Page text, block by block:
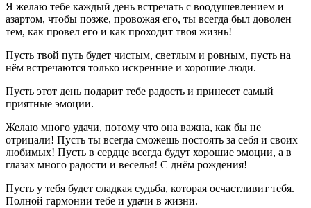
Я желаю тебе каждый день встречать с воодушевлением и
азартом, чтобы позже, провожая его, ты всегда был доволен
тем, как провел его и как проходит твоя жизнь!
Пусть твой путь будет чистым, светлым и ровным, пусть на
нём встречаются только искренние и хорошие люди.
Пусть этот день подарит тебе радость и принесет самый
приятные эмоции.
Желаю много удачи, потому что она важна, как бы не
отрицали! Пусть ты всегда сможешь постоять за себя и своих
любимых! Пусть в сердце всегда будут хорошие эмоции, а в
глазах много радости и веселья! С днём рождения!
Пусть у тебя будет сладкая судьба, которая осчастливит тебя.
Полной гармонии тебе и удачи в жизни.